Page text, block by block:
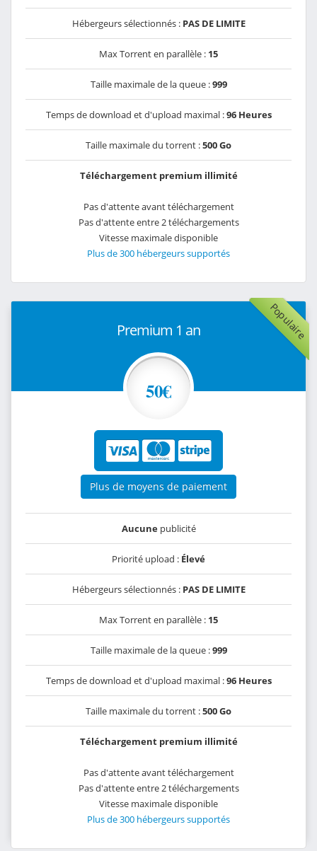
Hébergeurs sélectionnés : PAS DE LIMITE
Max Torrent en parallèle : 15
Taille maximale de la queue :999
Temps de download et d'upload maximal :96 Heures
Taille maximale du torrent :500 Go
Téléchargement premium illimité
Pas d'attente avant téléchargement
Pas d'attente entre 2 téléchargements
Vitesse maximale disponible
Plus de 300 hébergeurs supportés
Populaire
Premium 1 an
50€
Plus de moyens de paiement
Aucunepublicité
Priorité upload : Élevé
Hébergeurs sélectionnés : PAS DE LIMITE
Max Torrent en parallèle : 15
Taille maximale de la queue :999
Temps de download et d'upload maximal :96 Heures
Taille maximale du torrent :500 Go
Téléchargement premium illimité
Pas d'attente avant téléchargement
Pas d'attente entre 2 téléchargements
Vitesse maximale disponible
Plus de 300 hébergeurs supportés